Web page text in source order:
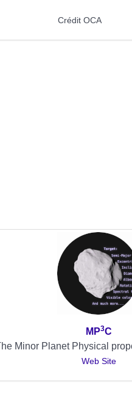
Crédit OCA
MP3C
Minor Planet Physical
Web Site